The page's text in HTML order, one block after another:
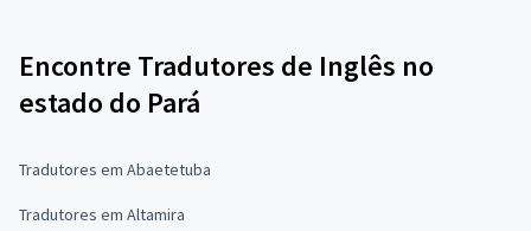
Encontre Tradutores de Inglês no
estado do Pará
Tradutores em Abaetetuba
Tradutores em Altamira